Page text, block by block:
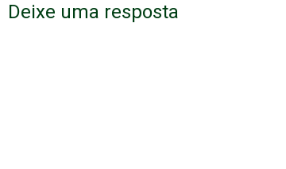
Deixe uma resposta